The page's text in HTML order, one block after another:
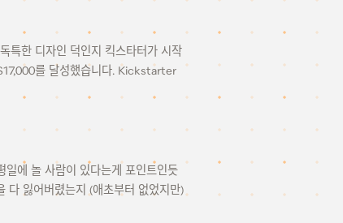
특한 디자인 덕인지 킥스타터가 시작
를 달성했습니다. Kickstarter
일에 놀 사람이 있다는게 포인트인듯
다 잃어버렸는지 (애초부터 없었지만)